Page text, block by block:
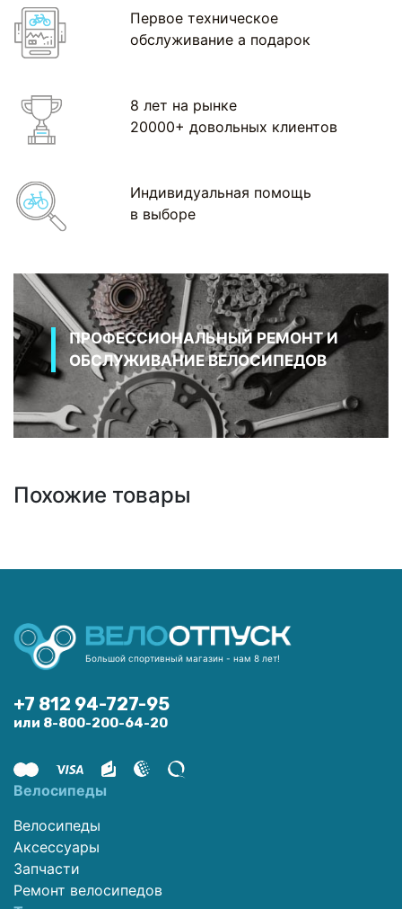
Первое техническое
обслуживание а подарок
8 лет на рынке
20000+ довольных клиентов
Индивидуальная помощь
в выборе
ПРОФЕССИОНАЛЬНЫЙ РЕМОНТ И
ОБСЛУЖИВАНИЕ ВЕЛОСИПЕДОВ
Похожие товары
Большой спортивный магазин - нам 8 лет!
+7 812 94-727-95
или 8-800-200-64-20
Велосипеды
Велосипеды
Аксессуары
Запчасти
Ремонт велосипедов